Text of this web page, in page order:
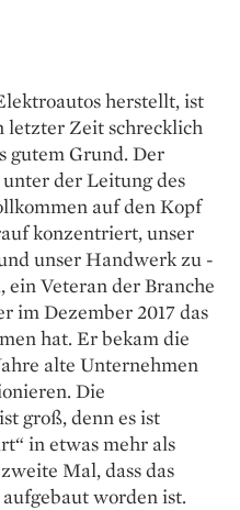
herstellt, ist
letzter Zeit schrecklich
gutem Grund. Der
der Leitung des
auf den Kopf
konzentriert, unser
unser Handwerk zu
ein Veteran der Branche
im Dezember 2017 das
hat. Er bekam die
alte ­Unternehmen
Die
groß, denn es ist
in etwas mehr als
Mal, dass das
worden ist.